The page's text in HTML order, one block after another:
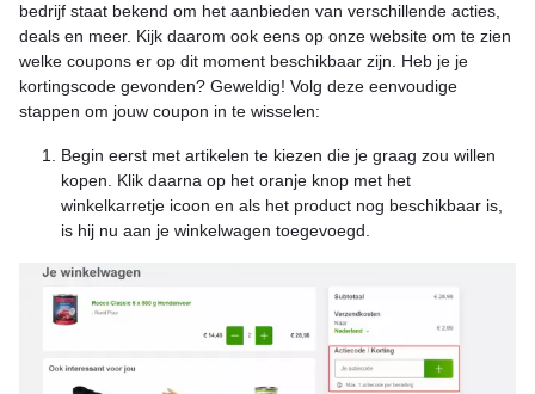
bedrijf staat bekend om het aanbieden van verschillende acties,
deals en meer. Kijk daarom ook eens op onze website om te zien
welke coupons er op dit moment beschikbaar zijn. Heb je je
kortingscode gevonden? Geweldig! Volg deze eenvoudige
stappen om jouw coupon in te wisselen:
Begin eerst met artikelen te kiezen die je graag zou willen
kopen. Klik daarna op het oranje knop met het
winkelkarretje icoon en als het product nog beschikbaar is,
is hij nu aan je winkelwagen toegevoegd.